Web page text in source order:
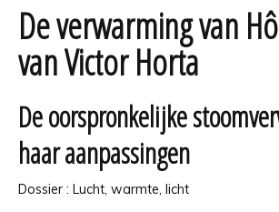
De verwarming van
van Victor Horta
De oorspronkelijke
haar aanpassingen
Dossier : Lucht, warmte, licht